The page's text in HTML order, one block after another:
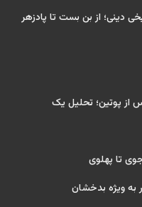
دینی؛ از بن بست تا پادزهر
از پوتین؛ تحلیل یک
تا پهلوی
به ویژه بدخشان